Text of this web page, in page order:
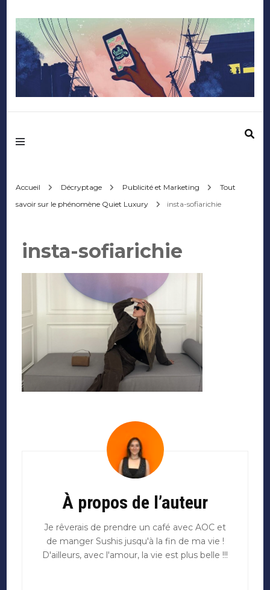
Mediafactory – Le
d'Audencia
SciencesCom
Accueil Décryptage Publicité et Marketing
Tout
savoir sur le phénomène Quiet Luxury
insta-sofiarichie
insta-sofiarichie
À propos de l’auteur
Je rêverais de prendre un café avec AOC et
de manger Sushis jusqu'à la fin de ma vie !
D'ailleurs, avec l'amour, la vie est plus belle !!!